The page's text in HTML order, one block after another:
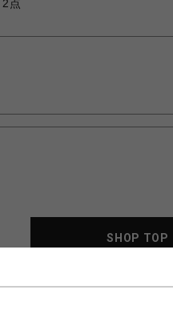
点
SHOP TOP